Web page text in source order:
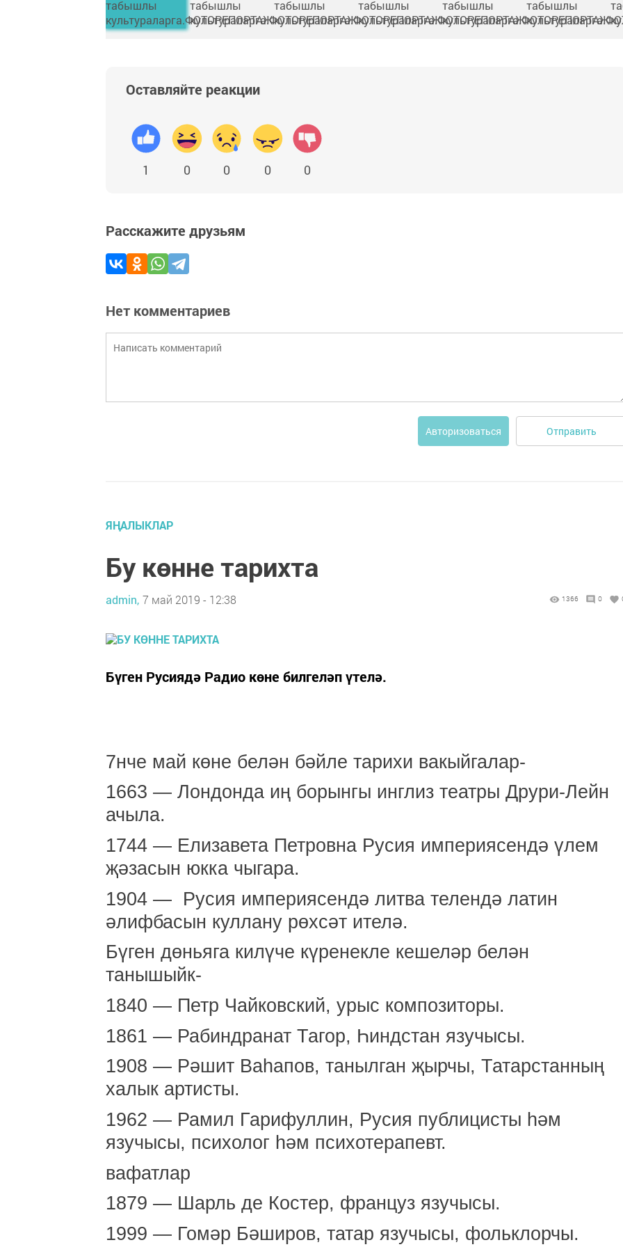
Оставляйте реакции
1 0 0 0 0
Расскажите друзьям
Нет комментариев
Авторизоваться Отправить
ЯҢАЛЫКЛАР
Бу көнне тарихта
admin, 7 май 2019 - 12:38 1366 0
Бүген Русиядә Радио көне билгеләп үтелә.
7нче май көне белән бәйле тарихи вакыйгалар-
1663 — Лондонда иң борынгы инглиз театры Друри-Лейн
ачыла.
1744 — Елизавета Петровна Русия империясендә үлем
җәзасын юкка чыгара.
1904 — Русия империясендә литва телендә латин
әлифбасын куллану рөхсәт ителә.
Бүген дөньяга килүче күренекле кешеләр белән
танышыйк-
1840 — Петр Чайковский, урыс композиторы.
1861 — Рабиндранат Тагор, Һиндстан язучысы.
1908 — Рәшит Ваһапов, танылган җырчы, Татарстанның
халык артисты.
1962 — Рамил Гарифуллин, Русия публицисты һәм
язучысы, психолог һәм психотерапевт.
вафатлар
1879 — Шарль де Костер, француз язучысы.
1999 — Гомәр Бәширов, татар язучысы, фольклорчы.